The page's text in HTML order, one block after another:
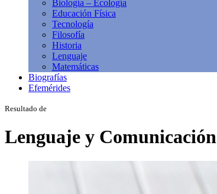
Biología – Ecología
Educación Física
Tecnología
Filosofía
Historia
Lenguaje
Matemáticas
Biografías
Efemérides
Resultado de
Lenguaje y Comunicación